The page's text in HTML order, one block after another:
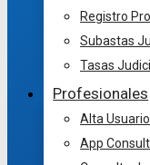
Registro
Subastas
Tasas
Profesionales
Alta
App